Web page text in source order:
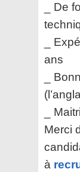
_ De
_
ans
_
_
Merci
à